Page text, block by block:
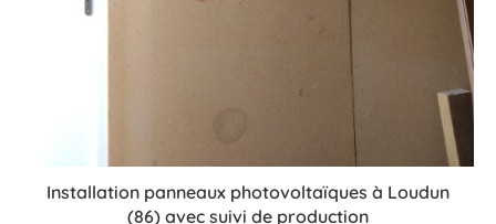
Installation panneaux photovoltaïques à Loudun
(86) avec suivi de production